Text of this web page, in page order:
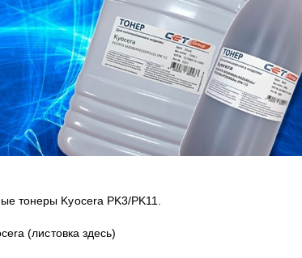
тонеры Kyocera PK3/PK11.
(листовка здесь)